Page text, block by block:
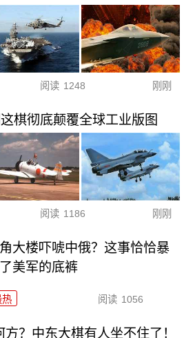
阅读 1248 刚刚
棋彻底颠覆全球工业版图
阅读 1186 刚刚
大楼吓唬中俄？这事恰恰暴
美军的底裤
热 阅读 1056
？中东大棋有人坐不住了！